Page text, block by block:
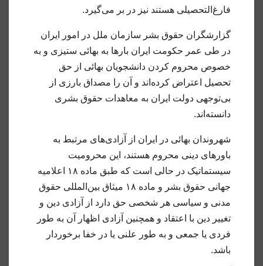
فارغ‌التحصیلی هستند نیز در بر می‌گیرد.
گزارشگران حقوق بشر سازمان ملل در امور ایران
در طی عمر حکومت ایران بارها به بهائی ستیزی و به
خصوص محروم کردن دانشجویان بهائی از حق
تحصیل اعتراض کرده‌اند و آن را مصداق بارزی از
بی‌توجهی دولت ایران به معاهدات حقوق بشری
دانسته‌اند.
شهروندان بهائی در ایران از آزادی‌های مرتبط به
باورهای دینی محروم هستند، این محرومیت
سیستماتیک در حالی است که طبق ماده ۱۸ اعلامیه
جهانی حقوق بشر و ماده ۱۸ میثاق بین‌المللی حقوق
مدنی و سیاسی هر شخصی حق دارد از آزادی دین و
تغییر دین با اعتقاد و همچنین آزادی اظهار آن به طور
فردی یا جمعی و به طور علنی یا در خفا برخوردار
باشد.